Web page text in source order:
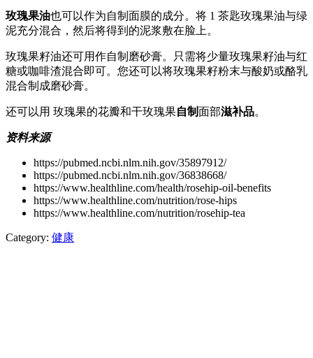
玫瑰果油也可以作为自制面膜的成分。将 1 茶匙玫瑰果油与绿
泥充分混合，然后将得到的泥浆敷在脸上。
玫瑰果籽油还可用作自制磨砂膏。只需将少量玫瑰果籽油与红
糖或咖啡渣混合即可。您还可以将玫瑰果籽粉末与酸奶或酪乳
混合制成磨砂膏。
还可以用 玫瑰果的花瓣和干玫瑰果自制面部滋补品。
资料来源
https://pubmed.ncbi.nlm.nih.gov/35897912/
https://pubmed.ncbi.nlm.nih.gov/36838668/
https://www.healthline.com/health/rosehip-oil-benefits
https://www.healthline.com/nutrition/rose-hips
https://www.healthline.com/nutrition/rosehip-tea
Category: 健康